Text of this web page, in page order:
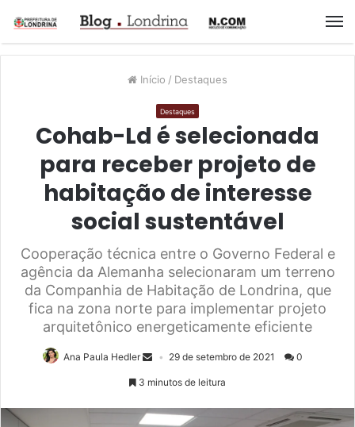
Início / Destaques
Destaques
Cohab-Ld é selecionada
para receber projeto de
habitação de interesse
social sustentável
Cooperação técnica entre o Governo Federal e
agência da Alemanha selecionaram um terreno
da Companhia de Habitação de Londrina, que
fica na zona norte para implementar projeto
arquitetônico energeticamente eficiente
Ana Paula Hedler 29 de setembro de 2021 0
3 minutos de leitura